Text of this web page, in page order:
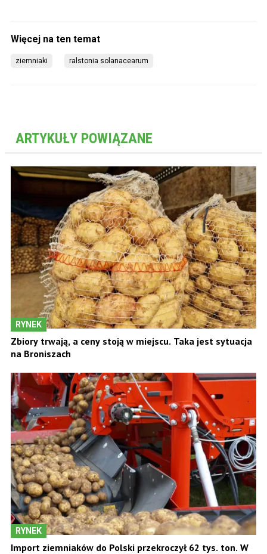
ziemniaki ralstonia solanacearum
ARTYKUŁY POWIĄZANE
RYNEK
Zbiory trwają, a ceny stoją w miejscu. Taka jest sytuacja
na Broniszach
RYNEK
Import ziemniaków do Polski przekroczył 62 tys. ton. W